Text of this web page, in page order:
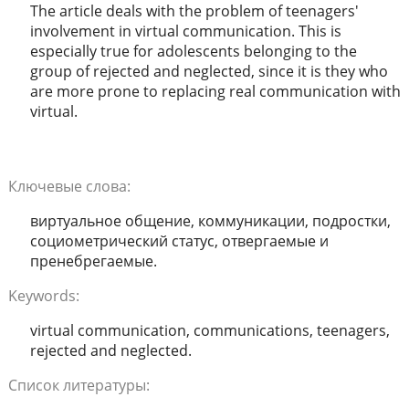
The article deals with the problem of teenagers'
involvement in virtual communication. This is
especially true for adolescents belonging to the
group of rejected and neglected, since it is they who
are more prone to replacing real communication with
virtual.
Ключевые слова:
виртуальное общение, коммуникации, подростки,
социометрический статус, отвергаемые и
пренебрегаемые.
Keywords:
virtual communication, communications, teenagers,
rejected and neglected.
Список литературы: